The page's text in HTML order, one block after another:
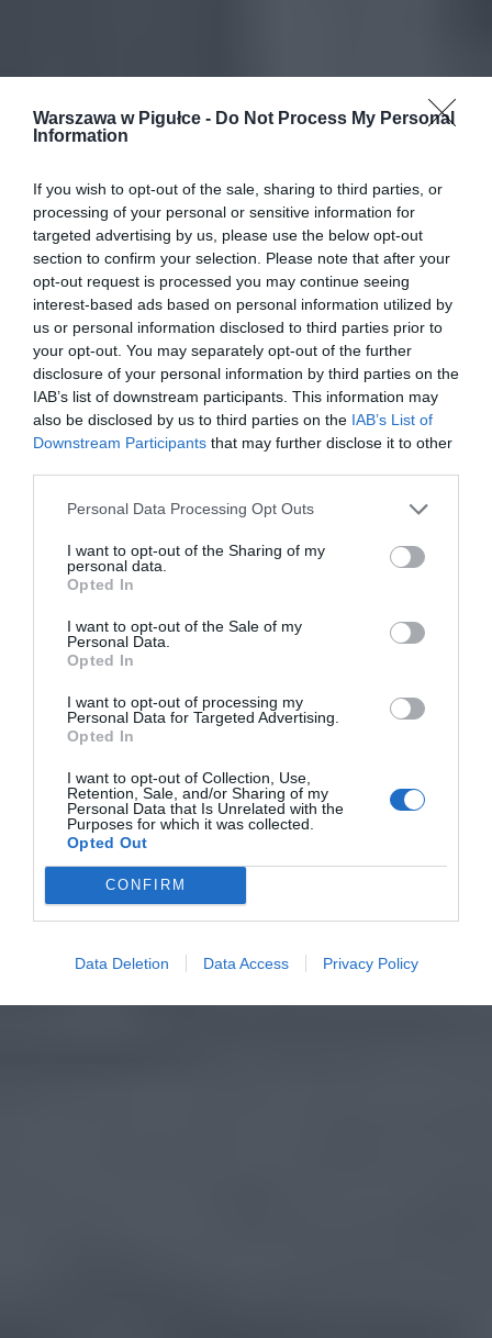
Warszawa w Pigułce - Do Not Process My Personal
Information
If you wish to opt-out of the sale, sharing to third parties, or
processing of your personal or sensitive information for
targeted advertising by us, please use the below opt-out
section to confirm your selection. Please note that after your
opt-out request is processed you may continue seeing
interest-based ads based on personal information utilized by
us or personal information disclosed to third parties prior to
your opt-out. You may separately opt-out of the further
disclosure of your personal information by third parties on the
IAB’s list of downstream participants. This information may
also be disclosed by us to third parties on the IAB’s List of
Downstream Participants that may further disclose it to other
Personal Data Processing Opt Outs
I want to opt-out of the Sharing of my
personal data.
Opted In
I want to opt-out of the Sale of my
Personal Data.
Opted In
I want to opt-out of processing my
Personal Data for Targeted Advertising.
Opted In
I want to opt-out of Collection, Use,
Retention, Sale, and/or Sharing of my
Personal Data that Is Unrelated with the
Purposes for which it was collected.
Opted Out
CONFIRM
Data Deletion Data Access Privacy Policy